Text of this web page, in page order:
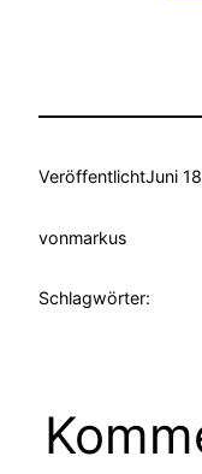
VeröffentlichtJuni
vonmarkus
Schlagwörter: